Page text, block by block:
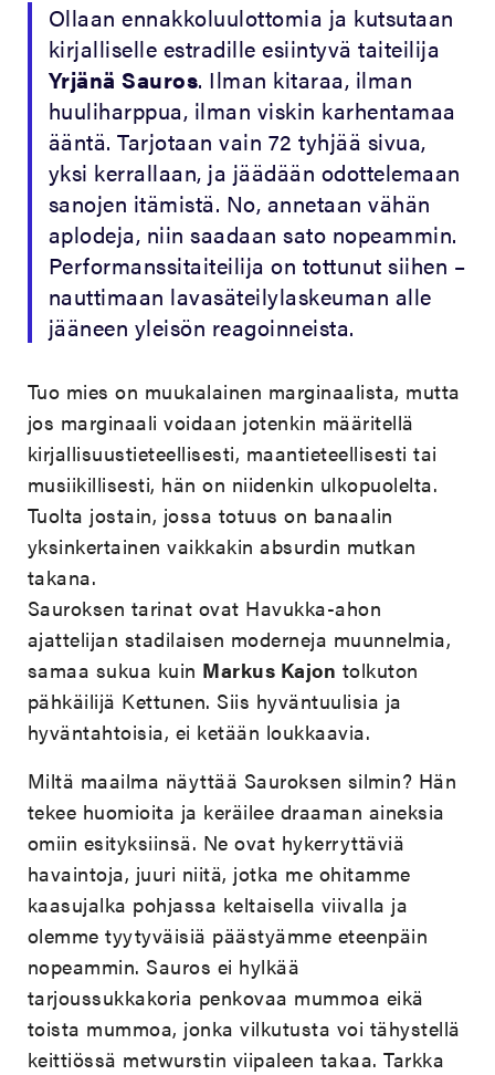
Ollaan ennakkoluulottomia ja kutsutaan
kirjalliselle estradille esiintyvä taiteilija
Yrjänä Sauros. Ilman kitaraa, ilman
huuliharppua, ilman viskin karhentamaa
ääntä. Tarjotaan vain 72 tyhjää sivua,
yksi kerrallaan, ja jäädään odottelemaan
sanojen itämistä. No, annetaan vähän
aplodeja, niin saadaan sato nopeammin.
Performanssitaiteilija on tottunut siihen –
nauttimaan lavasäteilylaskeuman alle
jääneen yleisön reagoinneista.
Tuo mies on muukalainen marginaalista, mutta
jos marginaali voidaan jotenkin määritellä
kirjallisuustieteellisesti, maantieteellisesti tai
musiikillisesti, hän on niidenkin ulkopuolelta.
Tuolta jostain, jossa totuus on banaalin
yksinkertainen vaikkakin absurdin mutkan
takana.
Sauroksen tarinat ovat Havukka-ahon
ajattelijan stadilaisen moderneja muunnelmia,
samaa sukua kuin Markus Kajon tolkuton
pähkäilijä Kettunen. Siis hyväntuulisia ja
hyväntahtoisia, ei ketään loukkaavia.
Miltä maailma näyttää Sauroksen silmin? Hän
tekee huomioita ja keräilee draaman aineksia
omiin esityksiinsä. Ne ovat hykerryttäviä
havaintoja, juuri niitä, jotka me ohitamme
kaasujalka pohjassa keltaisella viivalla ja
olemme tyytyväisiä päästyämme eteenpäin
nopeammin. Sauros ei hylkää
tarjoussukkakoria penkovaa mummoa eikä
toista mummoa, jonka vilkutusta voi tähystellä
keittiössä metwurstin viipaleen takaa. Tarkka